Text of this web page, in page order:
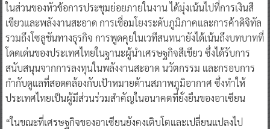
ในส่วนของหัวข้อการประชุมย่อยภายในงาน ได้มุ่งเน้นไปที่การเงินสี
เขียวและพลังงานสะอาด การเชื่อมโยงระดับภูมิภาคและการค้าดิจิทัล
รวมถึงโซลูชันทางธุรกิจ การพูดคุยในเวทีสนทนายังได้เน้นถึงบทบาทที่
โดดเด่นของประเทศไทยในฐานะผู้นำเศรษฐกิจสีเขียว ซึ่งได้รับการ
สนับสนุนจากการลงทุนในพลังงานสะอาด นวัตกรรม และกรอบการ
กำกับดูแลที่สอดคล้องกับเป้าหมายด้านสภาพภูมิอากาศ ซึ่งทำให้
ประเทศไทยเป็นผู้มีส่วนร่วมสำคัญในอนาคตที่ยั่งยืนของอาเซียน
“ในขณะที่เศรษฐกิจของอาเซียนยังคงเติบโตและเปลี่ยนแปลงไป